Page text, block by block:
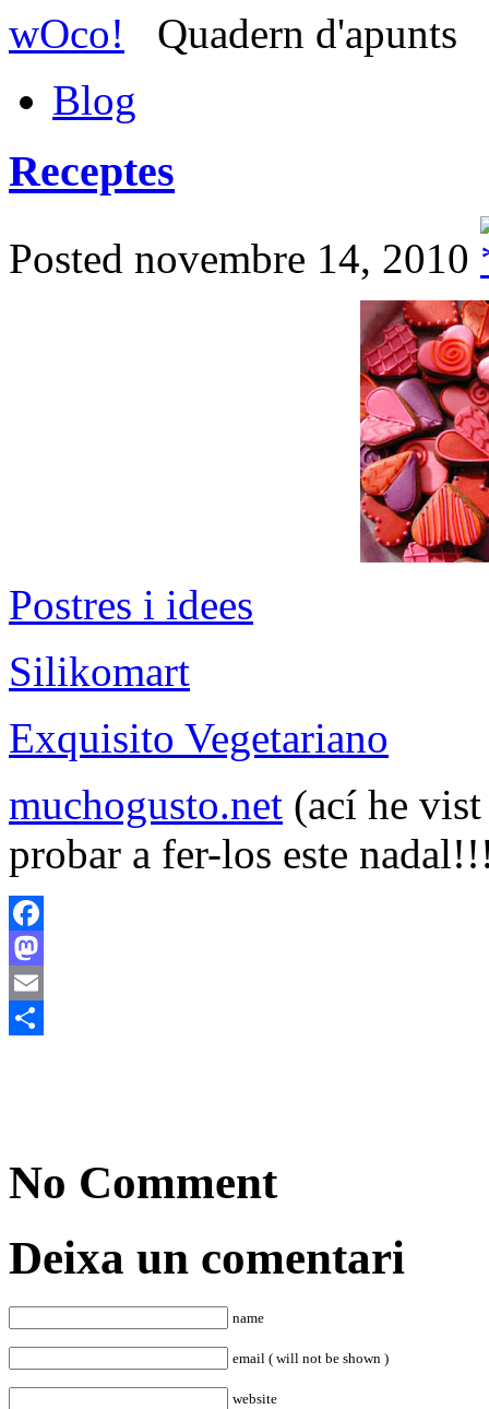
wOco!
Quadern d'apunts
Blog
Receptes
Posted novembre 14, 2010
Postres i idees
Silikomart
Exquisito Vegetariano
muchogusto.net (ací he
probar a fer-los este
Facebook
Mastodon
Email
No Comment
Deixa un comentari
name
email ( will not be shown )
website